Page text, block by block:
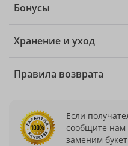
Бонусы
Хранение и уход
Правила возврата
Если
сообщите нам
заменим